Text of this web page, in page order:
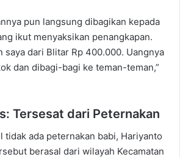
pun langsung dibagikan kepada
ikut menyaksikan penangkapan.
saya dari Blitar Rp 400.000. Uangnya
dan dibagi-bagi ke teman-teman,”
Tersesat dari Peternakan
tidak ada peternakan babi, Hariyanto
berasal dari wilayah Kecamatan